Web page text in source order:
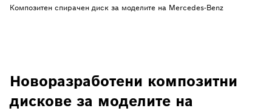
Композитен спирачен диск за моделите на Mercedes-Benz
Новоразработени композитни
дискове за моделите на